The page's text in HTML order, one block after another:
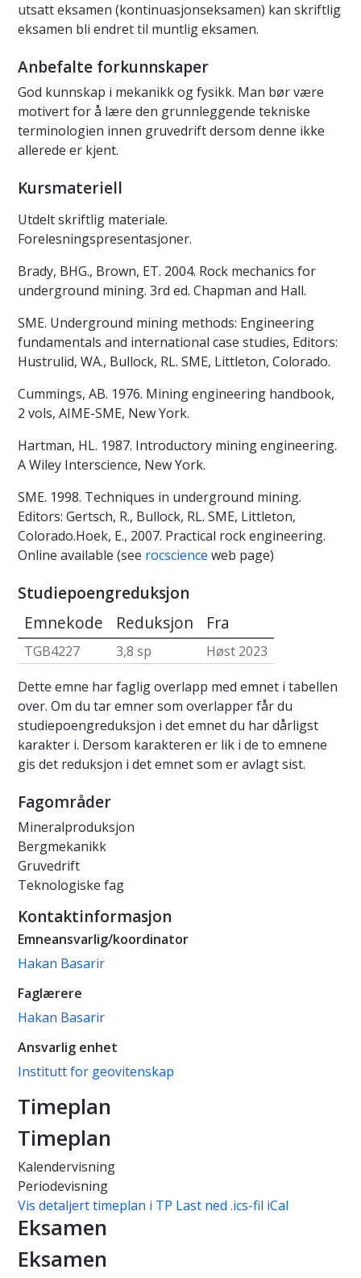
utsatt eksamen (kontinuasjonseksamen) kan skriftlig
eksamen bli endret til muntlig eksamen.
Anbefalte forkunnskaper
God kunnskap i mekanikk og fysikk. Man bør være
motivert for å lære den grunnleggende tekniske
terminologien innen gruvedrift dersom denne ikke
allerede er kjent.
Kursmateriell
Utdelt skriftlig materiale.
Forelesningspresentasjoner.
Brady, BHG., Brown, ET. 2004. Rock mechanics for
underground mining. 3rd ed. Chapman and Hall.
SME. Underground mining methods: Engineering
fundamentals and international case studies, Editors:
Hustrulid, WA., Bullock, RL. SME, Littleton, Colorado.
Cummings, AB. 1976. Mining engineering handbook,
2 vols, AIME-SME, New York.
Hartman, HL. 1987. Introductory mining engineering.
A Wiley Interscience, New York.
SME. 1998. Techniques in underground mining.
Editors: Gertsch, R., Bullock, RL. SME, Littleton,
Colorado.Hoek, E., 2007. Practical rock engineering.
Online available (see rocscience web page)
Studiepoengreduksjon
Emnekode Reduksjon Fra
TGB4227 3,8 sp
Høst 2023
Dette emne har faglig overlapp med emnet i tabellen
over. Om du tar emner som overlapper får du
studiepoengreduksjon i det emnet du har dårligst
karakter i. Dersom karakteren er lik i de to emnene
gis det reduksjon i det emnet som er avlagt sist.
Fagområder
Mineralproduksjon
Bergmekanikk
Gruvedrift
Teknologiske fag
Kontaktinformasjon
Emneansvarlig/koordinator
Hakan Basarir
Faglærere
Hakan Basarir
Ansvarlig enhet
Institutt for geovitenskap
Timeplan
Timeplan
Kalendervisning
Periodevisning
Vis detaljert timeplan i TP Last ned .ics-fil iCal
Eksamen
Eksamen